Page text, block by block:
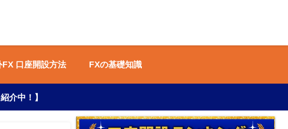
FX 口座開設方法 FXの基礎知識
介中！】